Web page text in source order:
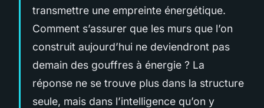
transmettre une empreinte énergétique.
Comment s’assurer que les murs que l’on
construit aujourd’hui ne deviendront pas
demain des gouffres à énergie ? La
réponse ne se trouve plus dans la structure
seule, mais dans l’intelligence qu’on y